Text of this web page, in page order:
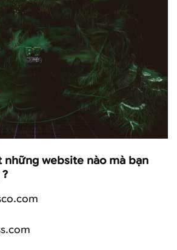
những website nào mà bạn